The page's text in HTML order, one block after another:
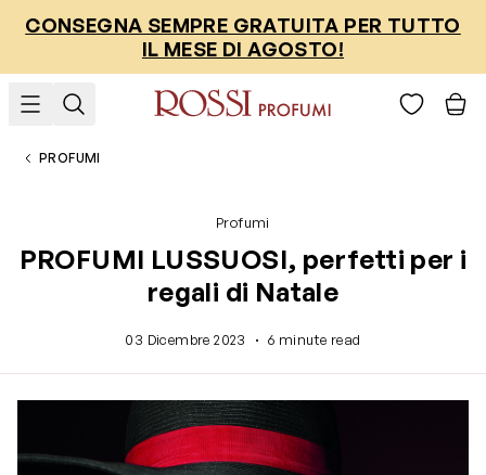
CONSEGNA SEMPRE GRATUITA PER TUTTO
IL MESE DI AGOSTO!
PROFUMI
Profumi
PROFUMI LUSSUOSI, perfetti per i
regali di Natale
03 Dicembre 2023 · 6 minute read